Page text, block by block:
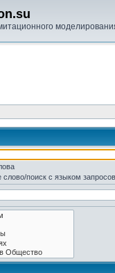
слово/поиск с языком запросов